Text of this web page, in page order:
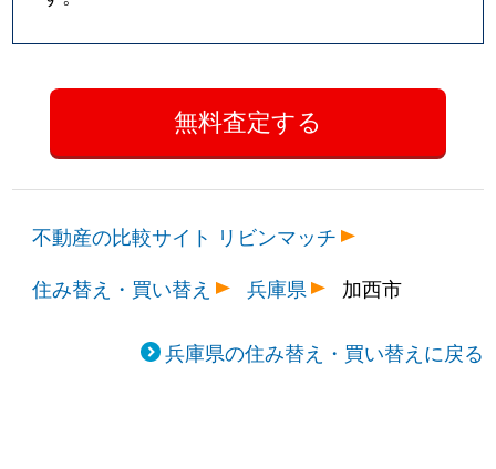
不動産の比較サイト リビンマッチ
住み替え・買い替え
兵庫県 加西市
兵庫県の住み替え・買い替えに戻る